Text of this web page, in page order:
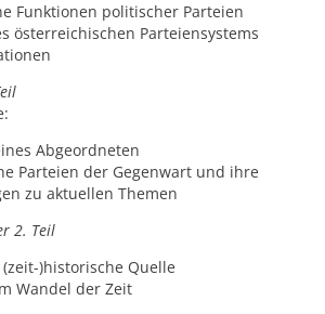
Funktionen politischer Parteien
österreichischen Parteiensystems
Abgeordneten
Parteien der Gegenwart und ihre
zu aktuellen Themen
2. Teil
(zeit-)historische Quelle
Wandel der Zeit